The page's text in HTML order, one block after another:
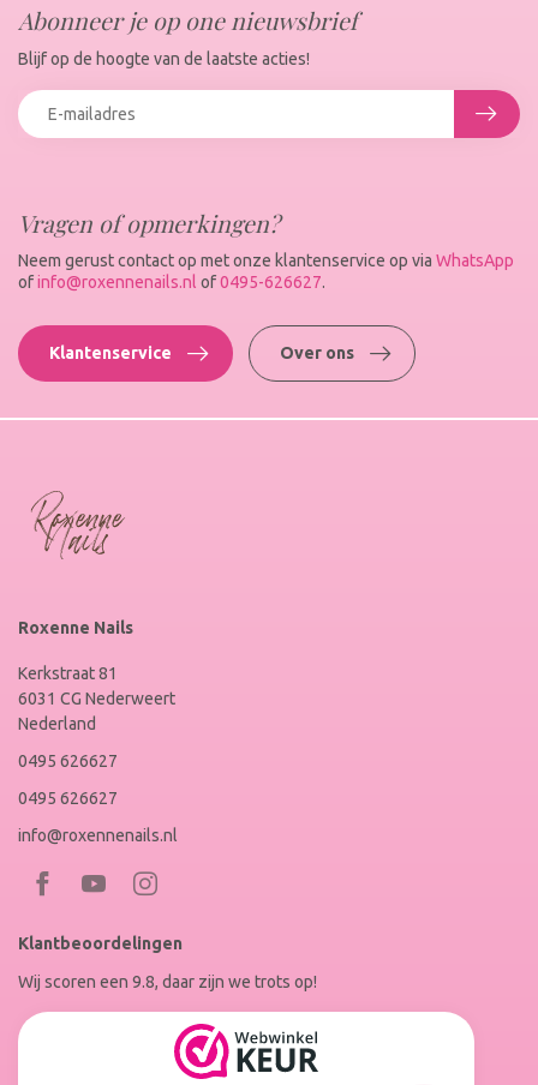
Vragen of opmerkingen?
Neem gerust contact op met onze klantenservice op via WhatsApp
ofinfo@roxennenails.nl of0495-626627.
Klantenservice Over ons
Abonneer je op one nieuwsbrief
Blijf op de hoogte van de laatste acties!
Roxenne Nails
Kerkstraat 81
6031 CG Nederweert
Nederland
0495 626627
0495 626627
info@roxennenails.nl
Bezoek
Facebook
op
Instagram
Klantbeoordelingen
Wij scoren een 9.8, daar zijn we trots op!